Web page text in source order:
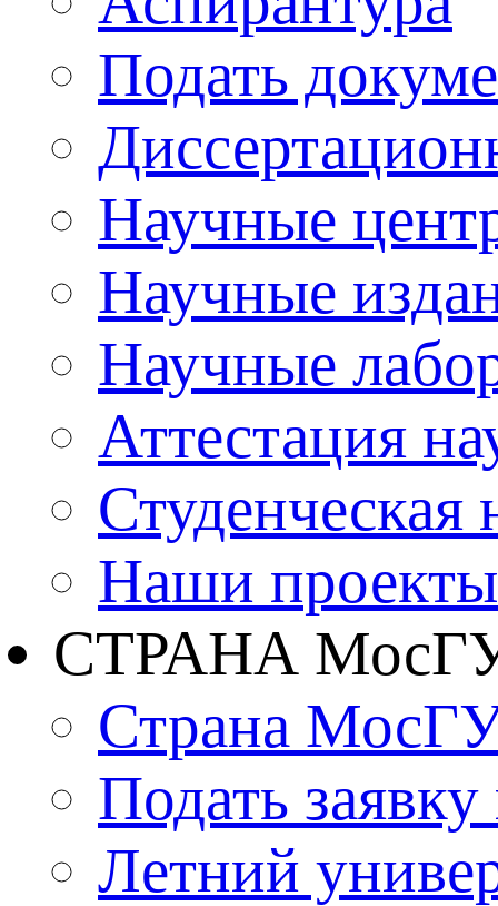
Подать
Научные
Научные
Научные
Аттестация
Студенческая
Наши проекты
СТРАНА
Страна
Подать
Летний